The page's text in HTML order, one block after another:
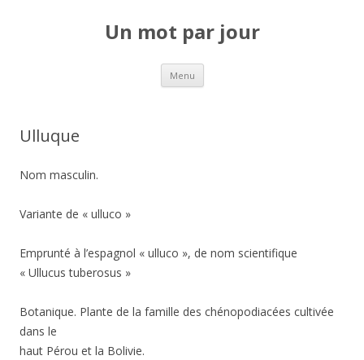
Un mot par jour
Menu Aller au contenu principal
Ulluque
Nom masculin.
Variante de « ulluco »
Emprunté à l’espagnol « ulluco », de nom scientifique
« Ullucus tuberosus »
Botanique. Plante de la famille des chénopodiacées cultivée
dans le
haut Pérou et la Bolivie.